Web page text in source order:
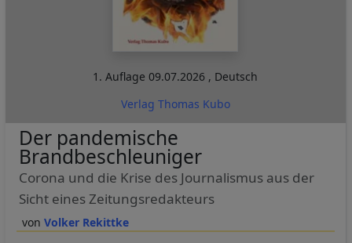
1. Auflage09.07.2026 , Deutsch
Verlag Thomas Kubo
Volker Rekittke
Der pandemische
Brandbeschleuniger
Corona und die Krise des Journalismus aus der
Sicht eines Zeitungsredakteurs